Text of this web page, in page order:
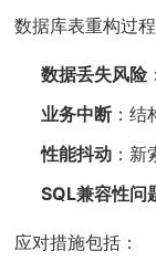
数据库表重构过
数据丢失风险
业务中断 ：
性能抖动 ：
SQL兼容性问
应对措施包括：